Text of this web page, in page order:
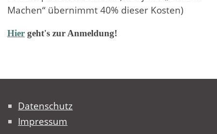
Machen“ übernimmt 40% dieser Kosten)
Hier geht's zur Anmeldung!
Datenschutz
Impressum